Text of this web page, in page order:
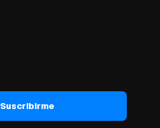
Suscribirme